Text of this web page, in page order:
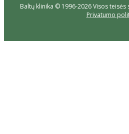
Baltų klinika © 1996-2026 Visos teisės
Privatumo